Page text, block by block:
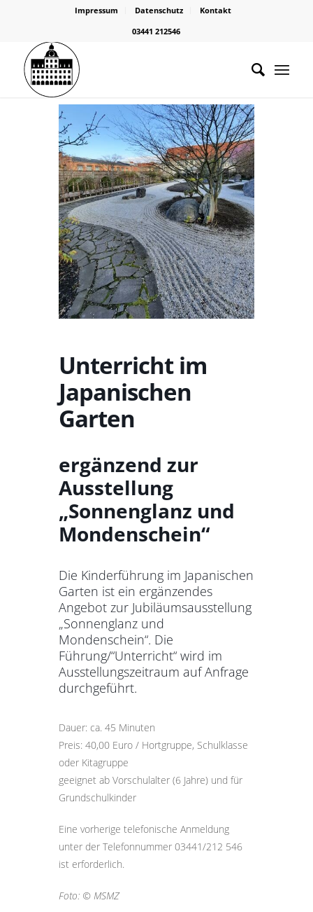
Impressum Datenschutz
Kontakt
03441 212546
Unterricht im
Japanischen
Garten
ergänzend zur
Ausstellung
„Sonnenglanz und
Mondenschein“
Die Kinderführung im Japanischen
Garten ist ein ergänzendes
Angebot zur Jubiläumsausstellung
„Sonnenglanz und
Mondenschein“. Die
Führung/“Unterricht“ wird im
Ausstellungszeitraum auf Anfrage
durchgeführt.
Dauer: ca. 45 Minuten
Preis: 40,00 Euro / Hortgruppe, Schulklasse
oder Kitagruppe
geeignet ab Vorschulalter (6 Jahre) und für
Grundschulkinder
Eine vorherige telefonische Anmeldung
unter der Telefonnummer 03441/212 546
ist erforderlich.
Foto: © MSMZ